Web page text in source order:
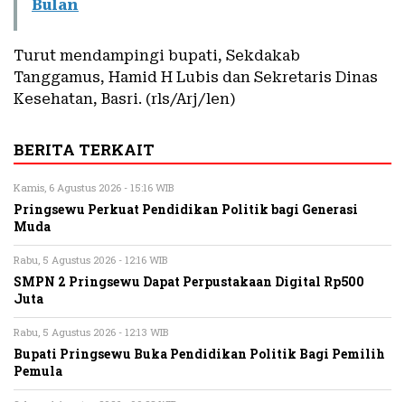
Bulan
Turut mendampingi bupati, Sekdakab
Tanggamus, Hamid H Lubis dan Sekretaris Dinas
Kesehatan, Basri. (rls/Arj/len)
BERITA TERKAIT
Kamis, 6 Agustus 2026 - 15:16 WIB
Pringsewu Perkuat Pendidikan Politik bagi Generasi
Muda
Rabu, 5 Agustus 2026 - 12:16 WIB
SMPN 2 Pringsewu Dapat Perpustakaan Digital Rp500
Juta
Rabu, 5 Agustus 2026 - 12:13 WIB
Bupati Pringsewu Buka Pendidikan Politik Bagi Pemilih
Pemula